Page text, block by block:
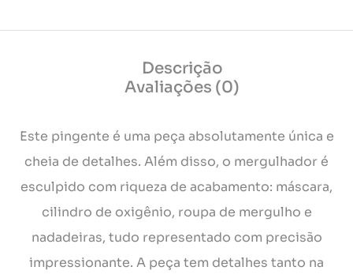
Descrição
Avaliações (0)
Este pingente é uma peça absolutamente única e
cheia de detalhes. Além disso, o mergulhador é
esculpido com riqueza de acabamento: máscara,
cilindro de oxigênio, roupa de mergulho e
nadadeiras, tudo representado com precisão
impressionante. A peça tem detalhes tanto na